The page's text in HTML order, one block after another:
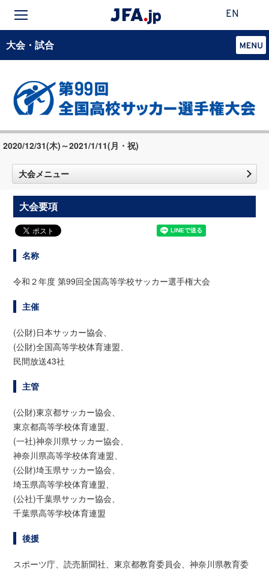
EN
大会・試合
2020/12/31(木)～2021/1/11(月・祝)
大会メニュー
大会要項
名称
令和２年度 第99回全国高等学校サッカー選手権大会
主催
(公財)日本サッカー協会、
(公財)全国高等学校体育連盟、
民間放送43社
主管
(公財)東京都サッカー協会、
東京都高等学校体育連盟、
(一社)神奈川県サッカー協会、
神奈川県高等学校体育連盟、
(公財)埼玉県サッカー協会、
埼玉県高等学校体育連盟、
(公社)千葉県サッカー協会、
千葉県高等学校体育連盟
後援
スポーツ庁、読売新聞社、東京都教育委員会、神奈川県教育委